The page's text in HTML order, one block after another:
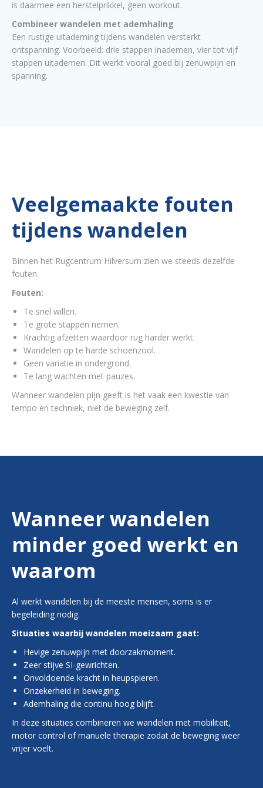
is daarmee een herstelprikkel, geen workout.
Combineer wandelen met ademhaling
Een rustige uitademing tijdens wandelen versterkt
ontspanning. Voorbeeld: drie stappen inademen, vier tot vijf
stappen uitademen. Dit werkt vooral goed bij zenuwpijn en
spanning.
Veelgemaakte fouten
tijdens wandelen
Binnen het Rugcentrum Hilversum zien we steeds dezelfde
fouten.
Fouten:
Te snel willen.
Te grote stappen nemen.
Krachtig afzetten waardoor rug harder werkt.
Wandelen op te harde schoenzool.
Geen variatie in ondergrond.
Te lang wachten met pauzes.
Wanneer wandelen pijn geeft is het vaak een kwestie van
tempo en techniek, niet de beweging zelf.
Wanneer wandelen
minder goed werkt en
waarom
Al werkt wandelen bij de meeste mensen, soms is er
begeleiding nodig.
Situaties waarbij wandelen moeizaam gaat:
Hevige zenuwpijn met doorzakmoment.
Zeer stijve SI-gewrichten.
Onvoldoende kracht in heupspieren.
Onzekerheid in beweging.
Ademhaling die continu hoog blijft.
In deze situaties combineren we wandelen met mobiliteit,
motor control of manuele therapie zodat de beweging weer
vrijer voelt.